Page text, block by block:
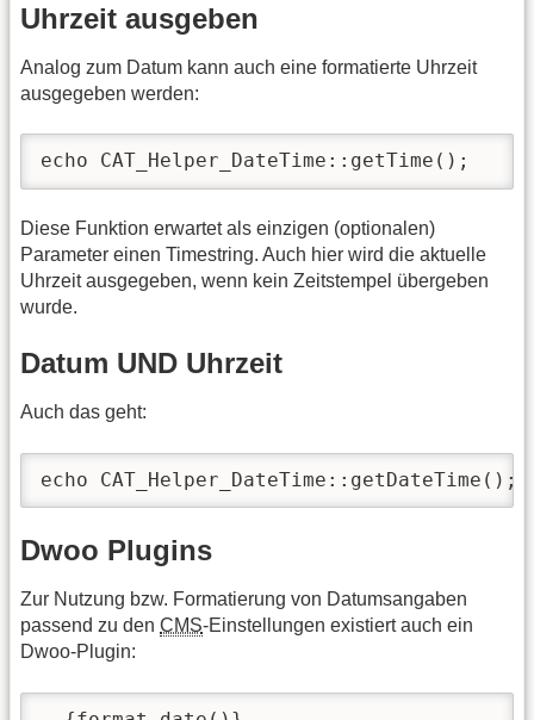
Uhrzeit ausgeben
Analog zum Datum kann auch eine formatierte Uhrzeit
ausgegeben werden:
echo CAT_Helper_DateTime::getTime();
Diese Funktion erwartet als einzigen (optionalen)
Parameter einen Timestring. Auch hier wird die aktuelle
Uhrzeit ausgegeben, wenn kein Zeitstempel übergeben
wurde.
Datum UND Uhrzeit
Auch das geht:
echo CAT_Helper_DateTime::getDateTime();
Dwoo Plugins
Zur Nutzung bzw. Formatierung von Datumsangaben
passend zu den CMS-Einstellungen existiert auch ein
Dwoo-Plugin: